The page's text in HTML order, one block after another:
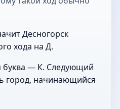
Десногорск
хода на Д.
буква — К. Следующий
город, начинающийся